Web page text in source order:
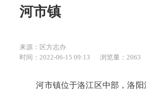
河市镇
来源：区方志办
时间：2022-06-15 09:13
浏览量： 2063
河市镇位于洛江区中部，洛阳